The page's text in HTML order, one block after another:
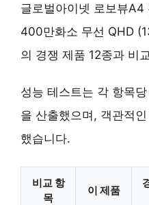
글로벌아이넷 로보뷰A4
400만화소 무선 QHD
의 경쟁 제품 12종과 비
성능 테스트는 각 항목
을 산출했으며, 객관적
했습니다.
비교 항
목
이 제품